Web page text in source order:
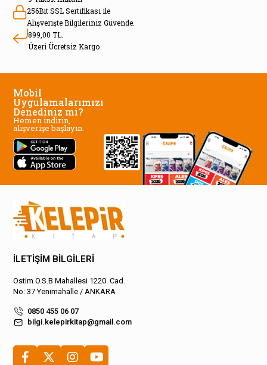
256Bit SSL Sertifikası ile
Alışverişte Bilgileriniz Güvende.
899,00 TL.
Üzeri Ücretsiz Kargo
Mobil
Uygulamalarımızı
Denediniz mi?
Hemen indirin,
alışverişe başlayın.
İLETİŞİM BİLGİLERİ
Ostim O.S.B Mahallesi 1220. Cad.
No: 37 Yenimahalle / ANKARA
0850 455 06 07
bilgi.kelepirkitap@gmail.com